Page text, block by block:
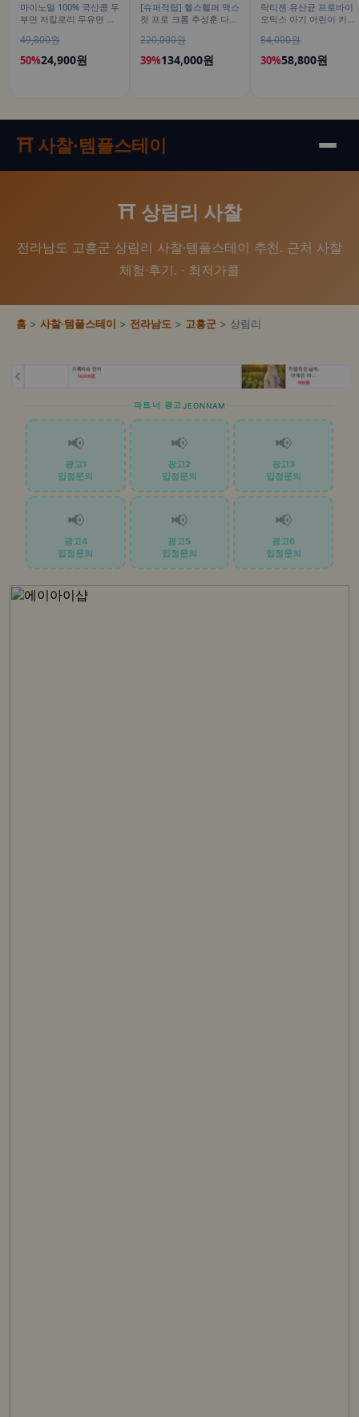
마이노멀 100% 국산콩 두
부면 저칼로리 두유면 식
10개입
49,800원
50%24,900원
[슈퍼적립] 헬스헬퍼 맥스
컷 프로 크롬 추성훈 다이
120캡슐, 4개
220,000원
39%134,000원
락티젠 유산균 프로바이
오틱스 아기 어린이 키즈
2개
84,000원
30%58,800원
⛩️ 사찰·템플스테이
⛩️ 상림리 사찰
전라남도 고흥군 상림리 사찰·템플스테이 추천. 근처 사찰
체험·후기. · 최저가콜
홈 > 사찰·템플스테이 > 전라남도 > 고흥군 > 상림리
파트너 광고JEONNAM
📢
광고1
입점문의
📢
광고2
입점문의
📢
광고3
입점문의
📢
광고4
입점문의
📢
광고5
입점문의
📢
광고6
입점문의